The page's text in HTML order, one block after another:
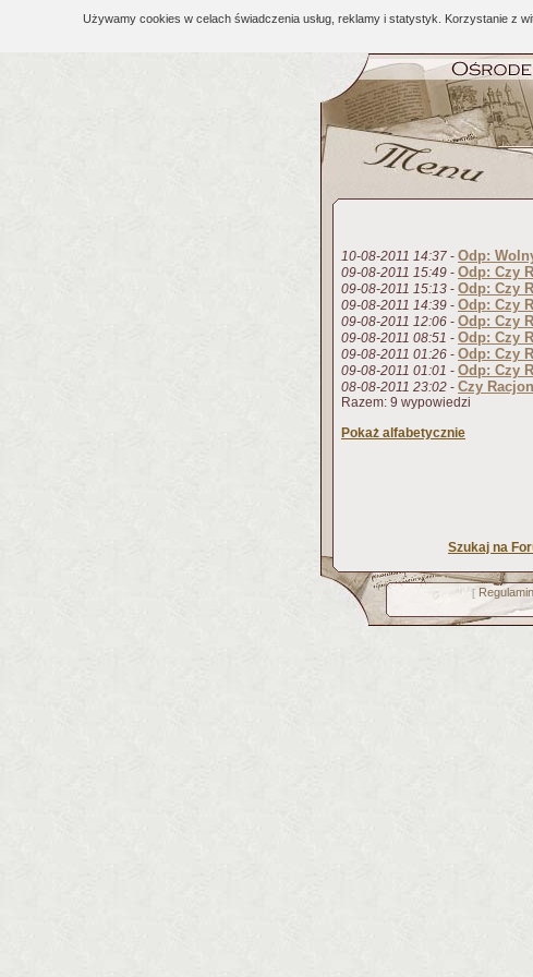
Używamy cookies w celach świadczenia usług, reklamy i statystyk. Korzystanie z
10-08-2011 14:37 - Odp:
09-08-2011 15:49 - Odp: Czy
09-08-2011 15:13 - Odp: Czy
09-08-2011 14:39 - Odp: Czy
09-08-2011 12:06 - Odp: Czy
09-08-2011 08:51 - Odp: Czy
09-08-2011 01:26 - Odp: Czy
09-08-2011 01:01 - Odp: Czy
08-08-2011 23:02 - Czy
Razem: 9 wypowiedzi
Pokaż alfabetycznie
Szukaj na
[